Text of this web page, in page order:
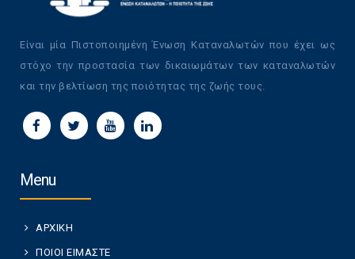
Είναι μία Πιστοποιημένη Ένωση Καταναλωτών που έχει ως
στόχο την προστασία των δικαιωμάτων των καταναλωτών
και την βελτίωση της ποιότητας της ζωής τους.
Menu
ΑΡΧΙΚΗ
ΠΟΙΟΙ ΕΙΜΑΣΤΕ